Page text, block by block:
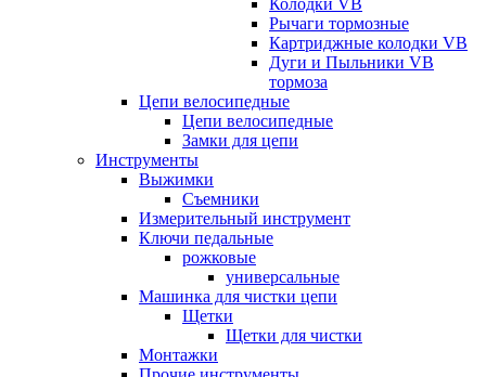
Рычаги тормозные
Картриджные колодки VB
Дуги и Пыльники VB
тормоза
Цепи велосипедные
Цепи велосипедные
Замки для цепи
Инструменты
Выжимки
Съемники
Измерительный инструмент
Ключи педальные
рожковые
универсальные
Машинка для чистки цепи
Щетки
Щетки для чистки
Монтажки